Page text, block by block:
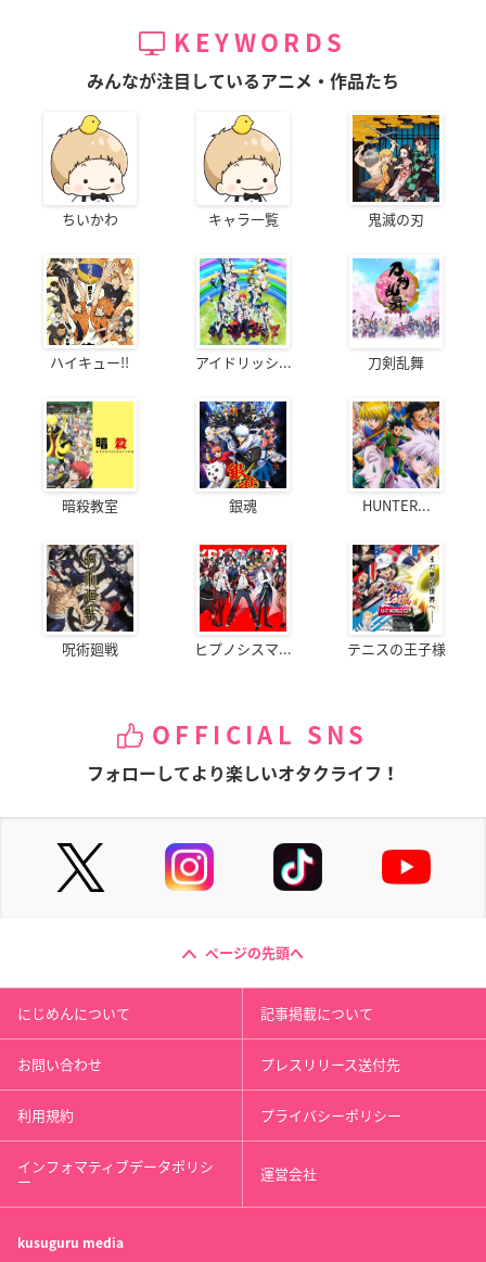
KEYWORDS
みんなが注目しているアニメ・作品たち
ちいかわ キャラ一覧 鬼滅の刃
ハイキュー!! アイドリッシ... 刀剣乱舞
暗殺教室 銀魂 HUNTER...
呪術廻戦 ヒプノシスマ... テニスの王子様
OFFICIAL SNS
フォローしてより楽しいオタクライフ！
ページの先頭へ
にじめんについて 記事掲載について
お問い合わせ プレスリリース送付先
利用規約 プライバシーポリシー
インフォマティブデータポリシ
ー 運営会社
kusuguru media